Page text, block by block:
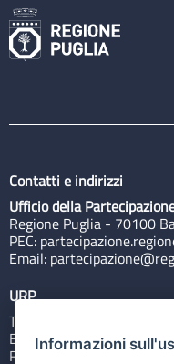
Contatti e indirizzi
Ufficio della
Regione Puglia - 70100
PEC:
Email:
URP
Tel: 800713939
Email:
Rubrica
Informazioni